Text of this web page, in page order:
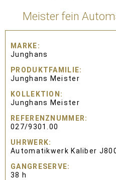
Meister fein
MARKE
Junghans
PRODUKTFAMILIE
Junghans Meister
KOLLEKTION
Junghans Meister
REFERENZNUMMER
027/9301.00
UHRWERK
Automatikwerk Kaliber
GANGRESERVE
38 h